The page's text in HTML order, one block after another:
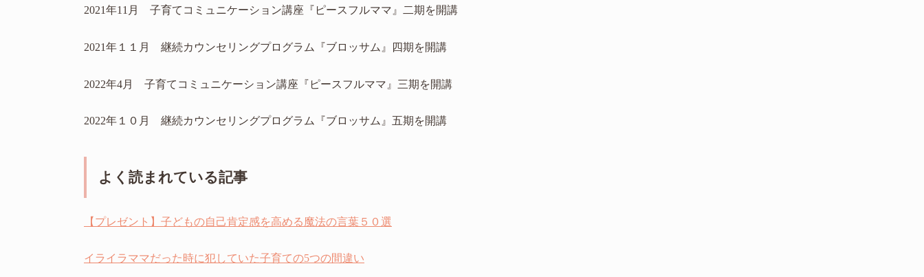
2021年11月 子育てコミュニケーション講座『ピースフルママ』二期を開講
2021年１１月 継続カウンセリングプログラム『ブロッサム』四期を開講
2022年4月 子育てコミュニケーション講座『ピースフルママ』三期を開講
2022年１０月 継続カウンセリングプログラム『ブロッサム』五期を開講
よく読まれている記事
【プレゼント】子どもの自己肯定感を高める魔法の言葉５０選
イライラママだった時に犯していた子育ての5つの間違い